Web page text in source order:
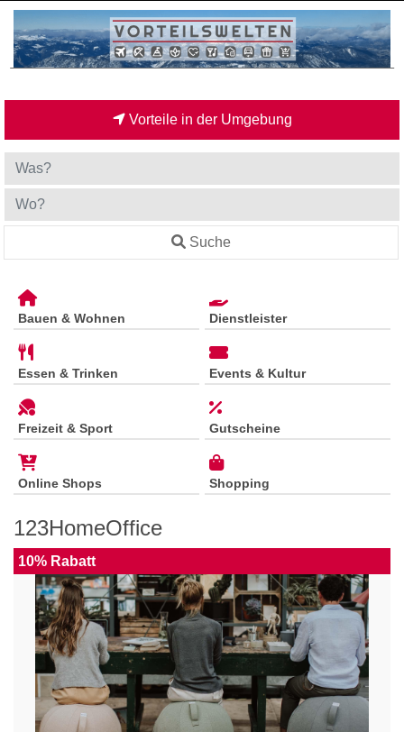
Vorteile in der Umgebung
Suche
Bauen & Wohnen Dienstleister
Essen & Trinken Events & Kultur
Freizeit & Sport Gutscheine
Online Shops Shopping
123HomeOffice
10% Rabatt